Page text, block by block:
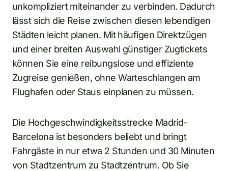
unkompliziert miteinander zu verbinden. Dadurch
lässt sich die Reise zwischen diesen lebendigen
Städten leicht planen. Mit häufigen Direktzügen
und einer breiten Auswahl günstiger Zugtickets
können Sie eine reibungslose und effiziente
Zugreise genießen, ohne Warteschlangen am
Flughafen oder Staus einplanen zu müssen.
Die Hochgeschwindigkeitsstrecke Madrid-
Barcelona ist besonders beliebt und bringt
Fahrgäste in nur etwa 2 Stunden und 30 Minuten
von Stadtzentrum zu Stadtzentrum. Ob Sie